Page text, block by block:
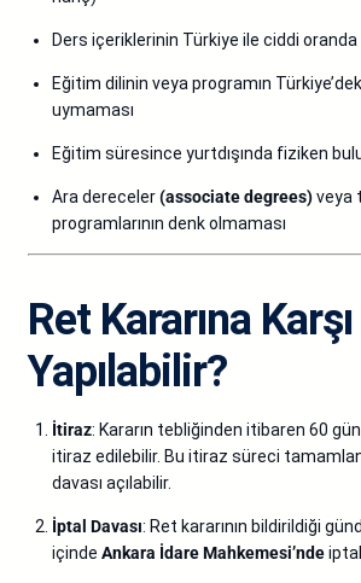
Ders içeriklerinin Türkiye ile ciddi
Eğitim dilinin veya programın
uymaması
Eğitim süresince yurtdışında fiziken
Ara dereceler(associate degrees)veya
programlarının denk olmaması
Ret Kararına
Yapılabilir?
İtiraz: Kararın tebliğinden itibaren 60
itiraz edilebilir. Bu itiraz süreci
davası açılabilir.
İptal Davası: Ret kararının bildirildiği
içinde Ankara İdare Mahkemesi’ndeiptal